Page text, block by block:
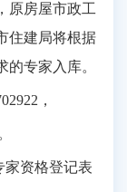
原房屋市政工
住建局将根据
专家入库。
，
家资格登记表